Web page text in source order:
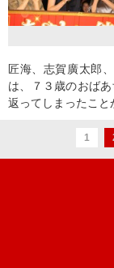
匠海、志賀廣太郎
は、７３歳のおば
返ってしまったこと
1